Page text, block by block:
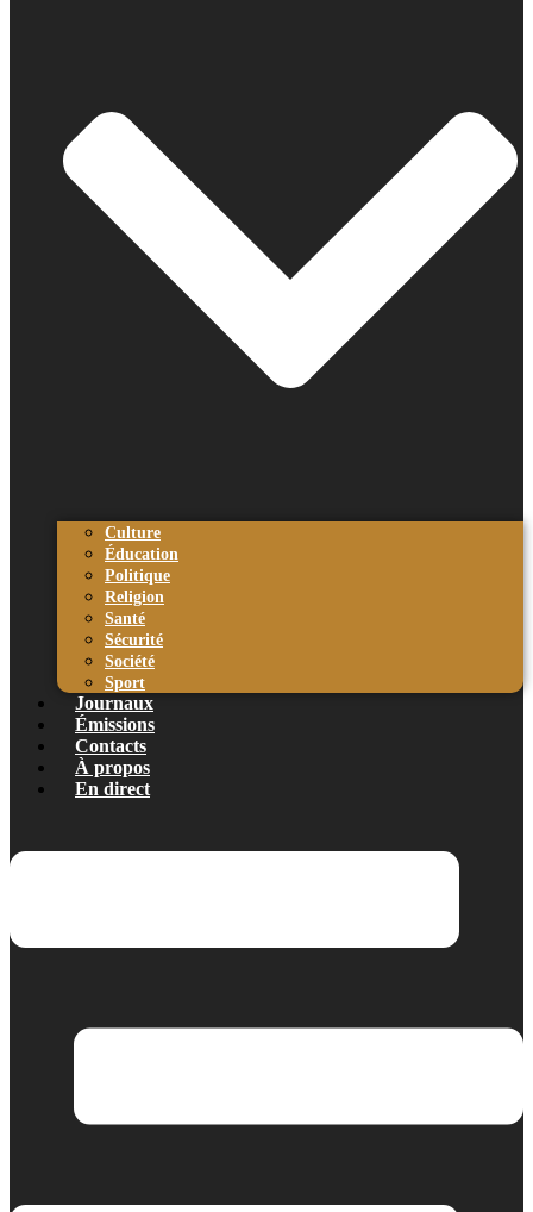
Culture
Éducation
Politique
Religion
Santé
Sécurité
Société
Sport
Journaux
Émissions
Contacts
À propos
En direct